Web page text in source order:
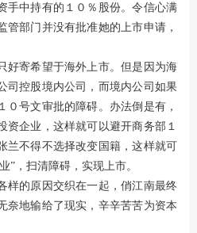
手中持有的１０％股份。令信心满
管部门并没有批准她的上市申请，
好寄希望于海外上市。但是因为海
司控股境内公司，而境内公司如果
０号文审批的障碍。办法倒是有，
资企业，这样就可以避开商务部１
兰不得不选择改变国籍，这样就可
”，扫清障碍，实现上市。
样的原因交织在一起，俏江南最终
奈地输给了现实，辛辛苦苦为资本